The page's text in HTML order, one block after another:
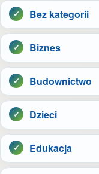
Bez kategorii
Biznes
Budownictwo
Dzieci
Edukacja